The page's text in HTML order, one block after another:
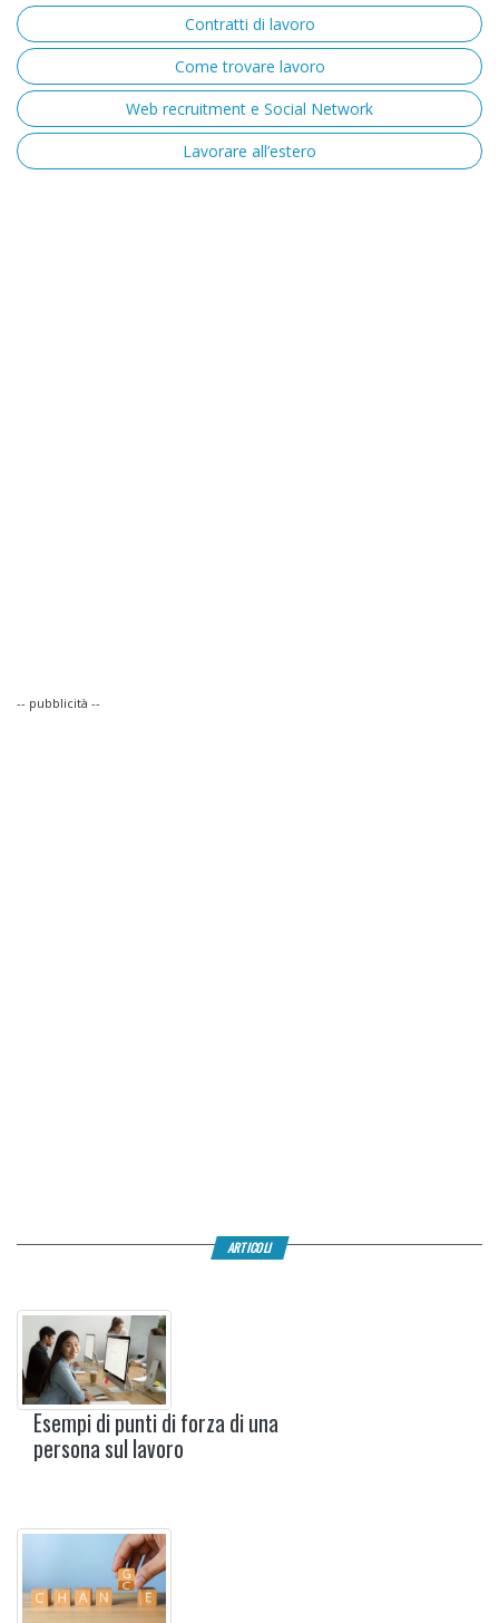
Contratti di lavoro
Come trovare lavoro
Web recruitment e Social Network
Lavorare all’estero
-- pubblicità --
ARTICOLI
Esempi di punti di forza di una
persona sul lavoro